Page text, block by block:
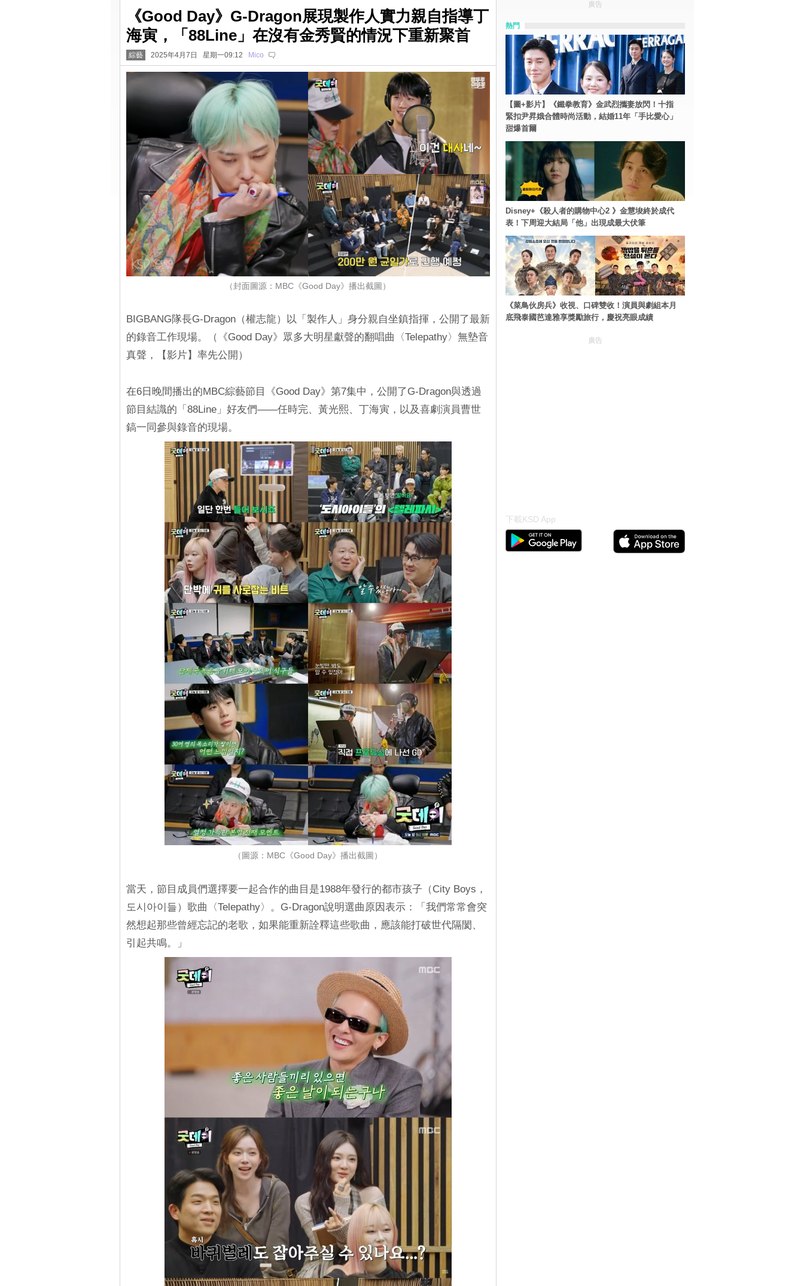
《Good Day》G-Dragon展現製作人實力親自指導丁
海寅，「88Line」在沒有金秀賢的情況下重新聚首
綜藝 2025年4月7日 星期一09:12 Mico
（封面圖源：MBC《Good Day》播出截圖）
BIGBANG隊長G-Dragon（權志龍）以「製作人」身分親自坐鎮指揮，公開了最新
的錄音工作現場。（《Good Day》眾多大明星獻聲的翻唱曲〈Telepathy〉無墊音
真聲，【影片】率先公開）
在6日晚間播出的MBC綜藝節目《Good Day》第7集中，公開了G-Dragon與透過
節目結識的「88Line」好友們——任時完、黃光熙、丁海寅，以及喜劇演員曹世
鎬一同參與錄音的現場。
（圖源：MBC《Good Day》播出截圖）
當天，節目成員們選擇要一起合作的曲目是1988年發行的都市孩子（City Boys，
도시아이들）歌曲〈Telepathy〉。G-Dragon說明選曲原因表示：「我們常常會突
然想起那些曾經忘記的老歌，如果能重新詮釋這些歌曲，應該能打破世代隔閡、
引起共鳴。」
廣告
熱門
【圖+影片】《鐵拳教育》金武烈攜妻放閃！十指
緊扣尹昇娥合體時尚活動，結婚11年「手比愛心」
甜爆首爾
Disney+《殺人者的購物中心2 》金慧埈終於成代
表！下周迎大結局「他」出現成最大伏筆
《菜鳥伙房兵》收視、口碑雙收！演員與劇組本月
底飛泰國芭達雅享獎勵旅行，慶祝亮眼成績
廣告
下載KSD App